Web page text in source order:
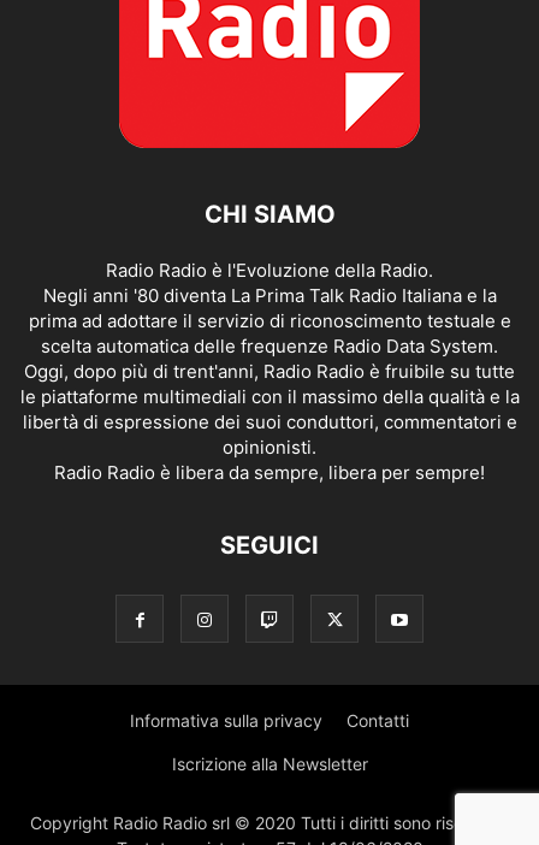
CHI SIAMO
Radio Radio è l'Evoluzione della Radio.
Negli anni '80 diventa La Prima Talk Radio Italiana e la
prima ad adottare il servizio di riconoscimento testuale e
scelta automatica delle frequenze Radio Data System.
Oggi, dopo più di trent'anni, Radio Radio è fruibile su tutte
le piattaforme multimediali con il massimo della qualità e la
libertà di espressione dei suoi conduttori, commentatori e
opinionisti.
Radio Radio è libera da sempre, libera per sempre!
SEGUICI
Informativa sulla privacy Contatti
Iscrizione alla Newsletter
Copyright Radio Radio srl © 2020 Tutti i diritti sono riservati |